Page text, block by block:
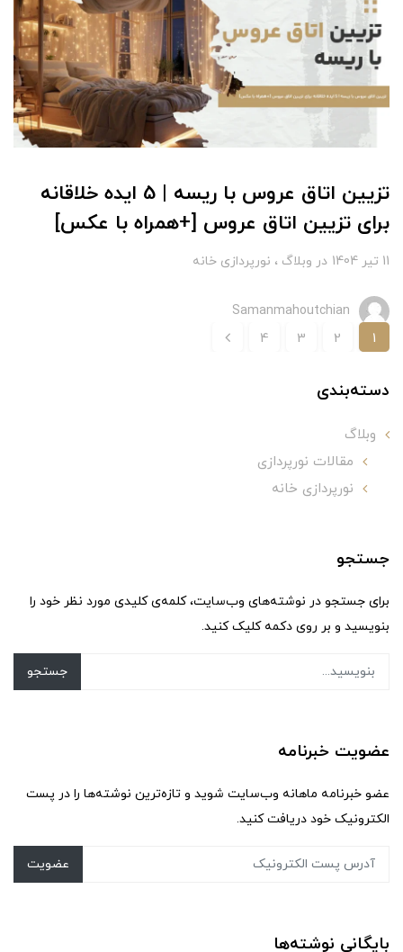
تزیین اتاق عروس با ریسه | 5 ایده خلاقانه
برای تزیین اتاق عروس [+همراه با عکس]
11 تير 1404 در وبلاگ نورپردازی خانه
Samanmahoutchian
1
2
3
4
دسته‌بندی
وبلاگ
مقالات نورپردازی
نورپردازی خانه
جستجو
برای جستجو در نوشته‌های وب‌سایت، کلمه‌ی کلیدی مورد نظر خود را
بنویسید و بر روی دکمه کلیک کنید.
جستجو
عضویت خبرنامه
عضو خبرنامه ماهانه وب‌سایت شوید و تازه‌ترین نوشته‌ها را در پست
الکترونیک خود دریافت کنید.
عضویت
بایگانی نوشته‌ها